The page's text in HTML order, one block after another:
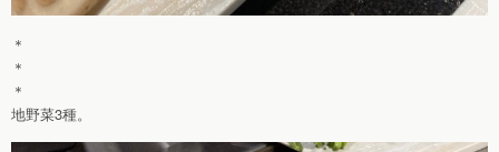
＊
＊
＊
地野菜3種。